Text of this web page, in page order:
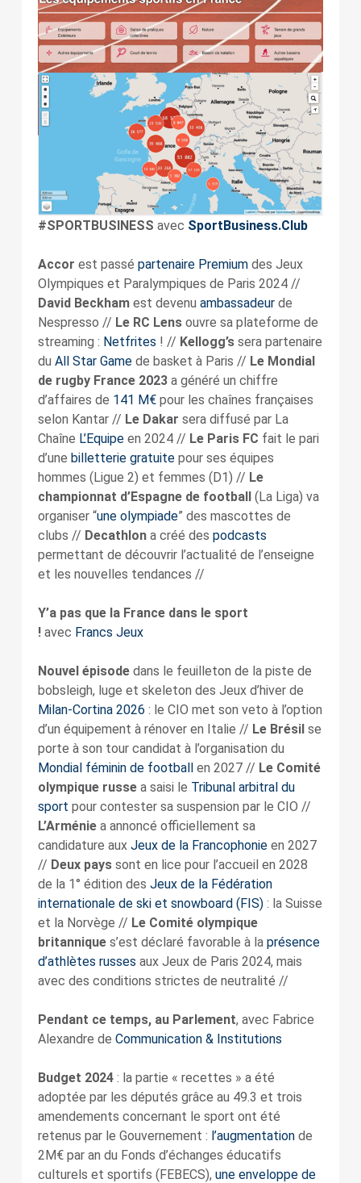
#SPORTBUSINESS avec SportBusiness.Club
Accor est passé partenaire Premiumdes Jeux
Olympiques et Paralympiques de Paris 2024 //
David Beckham est devenu ambassadeurde
Nespresso // Le RC Lens ouvre sa plateforme de
streaming : Netfrites ! // Kellogg’ssera partenaire
du All Star Gamede basket à Paris // Le Mondial
de rugby France 2023 a généré un chiffre
d’affaires de 141 M€pour les chaînes françaises
selon Kantar // Le Dakar sera diffusé par La
Chaîne L’Equipeen 2024 // Le Paris FC fait le pari
d’une billetterie gratuitepour ses équipes
hommes (Ligue 2) et femmes (D1) // Le
championnat d’Espagne de football
(La Liga) va
organiser “une olympiade” des mascottes de
clubs // Decathlona créé des podcasts
permettant de découvrir l’actualité de l’enseigne
et les nouvelles tendances //
Y’a pas que la France dans le sport
! avec Francs Jeux
Nouvel épisodedans le feuilleton de la piste de
bobsleigh, luge et skeleton des Jeux d’hiver de
Milan-Cortina 2026 : le CIO met son veto à l’option
d’un équipement à rénover en Italie // Le Brésil se
porte à son tour candidat à l’organisation du
Mondial féminin de football
en 2027 // Le Comité
olympique russea saisi le Tribunal arbitral du
sport pour contester sa suspension par le CIO //
L’Arméniea annoncé officiellement sa
candidature aux Jeux de la Francophonieen 2027
// Deux payssont en lice pour l’accueil en 2028
de la 1° édition des Jeux de la Fédération
internationale de ski et snowboard (FIS): la Suisse
et la Norvège // Le Comité olympique
britanniques’est déclaré favorable à la présence
d’athlètes russes aux Jeux de Paris 2024, mais
avec des conditions strictes de neutralité //
Pendant ce temps, au Parlement, avec Fabrice
Alexandre de Communication & Institutions
Budget 2024: la partie « recettes » a été
adoptée par les députés grâce au 49.3 et trois
amendements concernant le sport ont été
retenus par le Gouvernement : l’augmentationde
2M€ par an du Fonds d’échanges éducatifs
culturels et sportifs (FEBECS), une enveloppe de